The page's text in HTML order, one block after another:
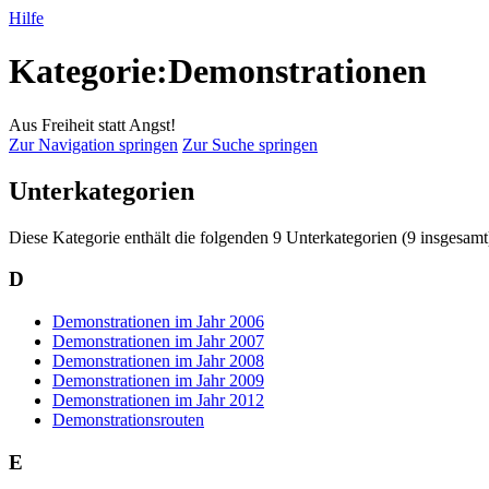
Hilfe
Kategorie:Demonstrationen
Aus Freiheit statt Angst!
Zur Navigation springen Zur Suche springen
Unterkategorien
Diese Kategorie enthält die folgenden 9 Unterkategorien (9
D
Demonstrationen im Jahr 2006
Demonstrationen im Jahr 2007
Demonstrationen im Jahr 2008
Demonstrationen im Jahr 2009
Demonstrationen im Jahr 2012
Demonstrationsrouten
E